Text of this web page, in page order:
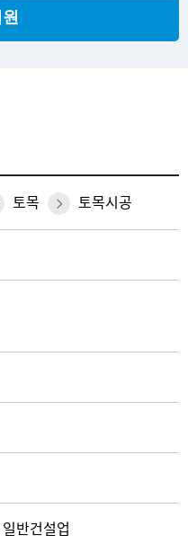
토목 토목시공
반건설업